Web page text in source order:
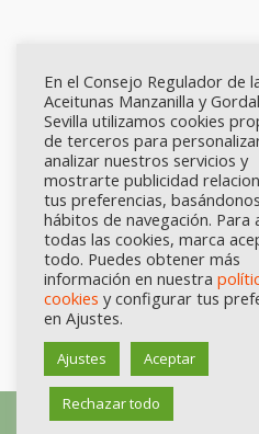
Calidad certificada por
© Consejo Regulador
En el Consejo Regulador de
Aceitunas Manzanilla y
Sevilla utilizamos cookies
de terceros para
analizar nuestros servicios y
mostrarte publicidad
tus preferencias,
hábitos de navegación. Para
todas las cookies, marca
todo. Puedes obtener más
información en nuestra
cookies y configurar tus
en Ajustes.
Ajustes Aceptar
Rechazar todo